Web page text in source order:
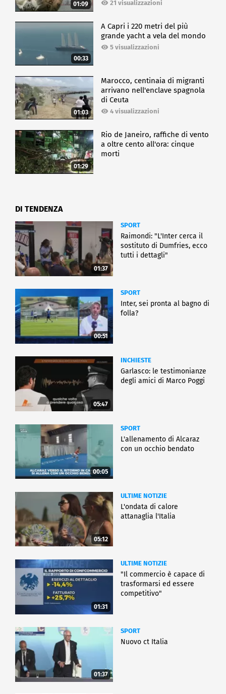
01:09 21 visualizzazioni
00:33
A Capri i 220 metri del più
grande yacht a vela del mondo
5 visualizzazioni
01:03
Marocco, centinaia di migranti
arrivano nell'enclave spagnola
di Ceuta
4 visualizzazioni
01:29
Rio de Janeiro, raffiche di vento
a oltre cento all'ora: cinque
morti
DI TENDENZA
01:37
SPORT
Raimondi: "L'Inter cerca il
sostituto di Dumfries, ecco
tutti i dettagli"
00:51
SPORT
Inter, sei pronta al bagno di
folla?
05:47
INCHIESTE
Garlasco: le testimonianze
degli amici di Marco Poggi
00:05
SPORT
L'allenamento di Alcaraz
con un occhio bendato
05:12
ULTIME NOTIZIE
L'ondata di calore
attanaglia l'Italia
01:31
ULTIME NOTIZIE
"Il commercio è capace di
trasformarsi ed essere
competitivo"
01:37
SPORT
Nuovo ct Italia